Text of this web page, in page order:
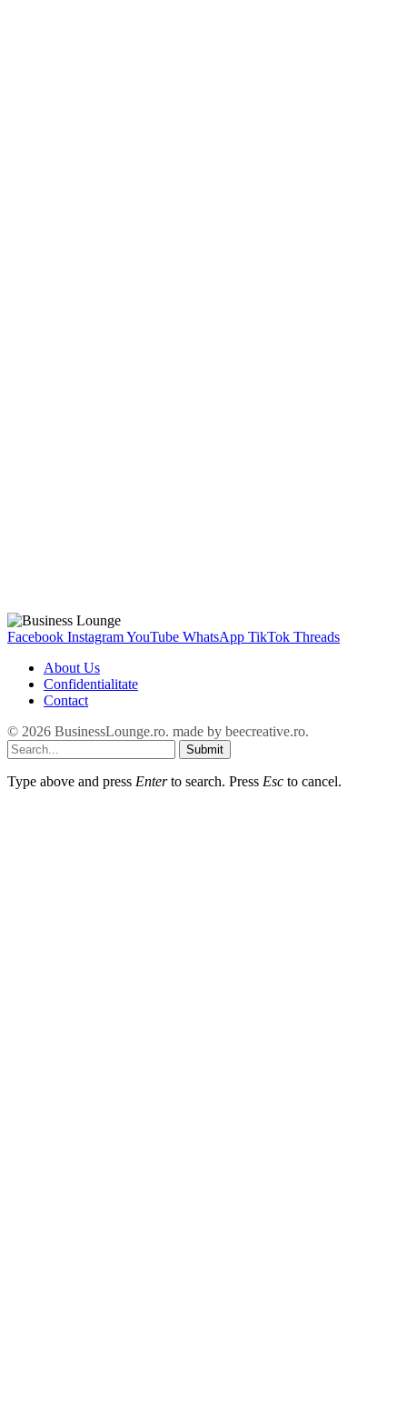
Facebook InstagramYouTube WhatsApp TikTok Threads
About Us
Confidentialitate
Contact
© 2026 BusinessLounge.ro. made by beecreative.ro.
Submit
Type above and press Enterto search. Press Esc to cancel.